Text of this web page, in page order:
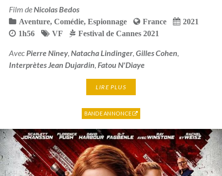
Film deNicolas Bedos
Aventure, Comédie, Espionnage France
2021
1h56
VF Festival de Cannes 2021
AvecPierre Niney, Natacha Lindinger, Gilles Cohen,
Interprètes Jean Dujardin, Fatou N'Diaye
LIRE PLUS
BANDE ANNONCE